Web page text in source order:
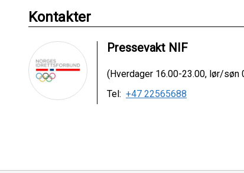
Kontakter
Pressevakt NIF
(Hverdager 16.00-23.00, lør/søn
Tel: +47 22565688